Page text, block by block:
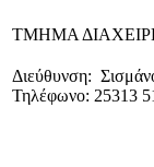
ΤΜΗΜΑ
Διεύθυνση:
Τηλέφωνο: 25313